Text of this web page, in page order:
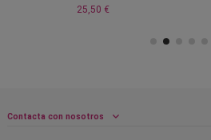
25,50 €
Contacta con nosotros